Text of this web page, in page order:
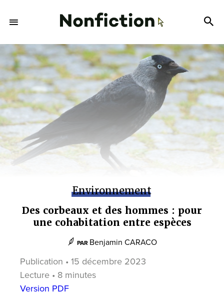
Environnement
Des corbeaux et des hommes : pour
une cohabitation entre espèces
PAR Benjamin CARACO
Publication • 15 décembre 2023
Lecture • 8 minutes
Version PDF